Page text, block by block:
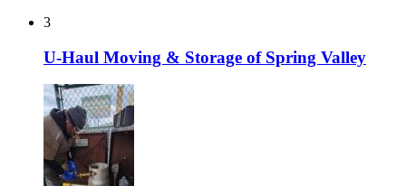
3
U-Haul Moving & Storage of Spring Valley